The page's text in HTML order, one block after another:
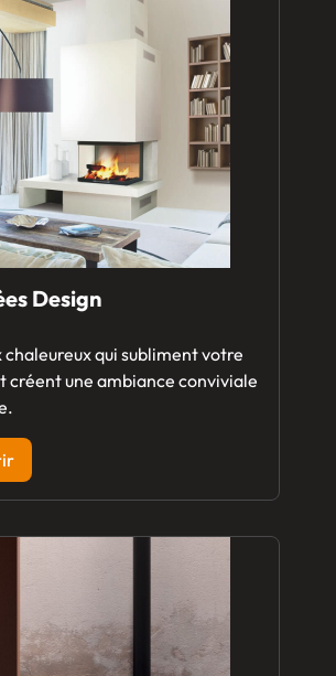
Design
chaleureux qui subliment votre
créent une ambiance conviviale